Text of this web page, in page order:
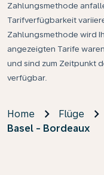
Zahlungsmethode
Tarifverfügbarkeit
Zahlungsmethode wird
angezeigten Tarife
und sind zum Zeitpunkt
verfügbar.
Home Flüge
Basel - Bordeaux